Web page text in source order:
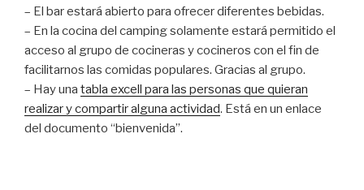
– El bar estará abierto para ofrecer diferentes bebidas.
– En la cocina del camping solamente estará permitido el
acceso al grupo de cocineras y cocineros con el fin de
facilitarnos las comidas populares. Gracias al grupo.
– Hay una tabla excell para las personas que quieran
realizar y compartir alguna actividad. Está en un enlace
del documento “bienvenida”.